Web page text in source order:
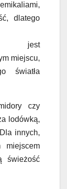
dlatego
jest
miejscu,
światła
czy
lodówką,
innych,
miejscem
świeżość